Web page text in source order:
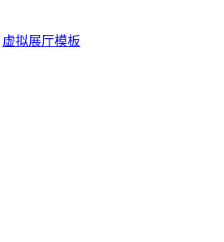
虚拟展厅模板